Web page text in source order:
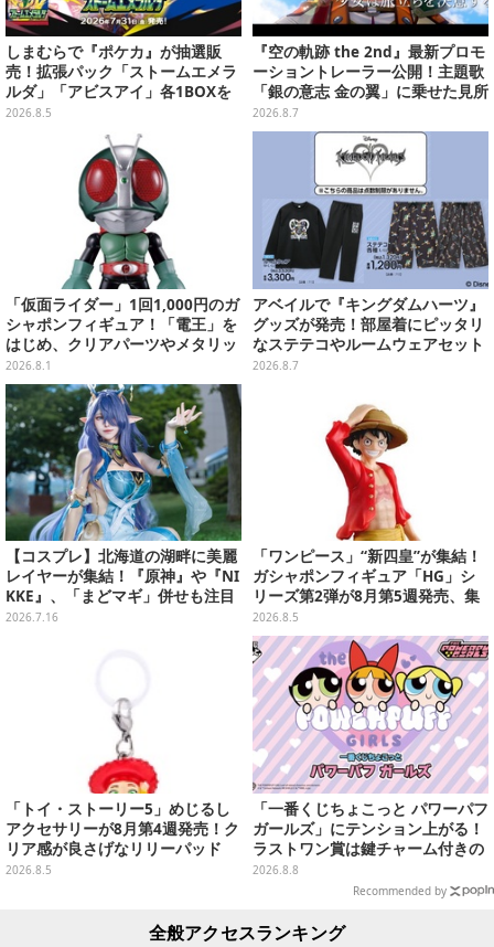
しまむらで『ポケカ』が抽選販
売！拡張パック「ストームエメラ
ルダ」「アビスアイ」各1BOXを
ラインナップ
2026.8.5
『空の軌跡 the 2nd』最新プロモ
ーショントレーラー公開！主題歌
「銀の意志 金の翼」に乗せた見所
満載の映像に
2026.8.7
「仮面ライダー」1回1,000円のガ
シャポンフィギュア！「電王」を
はじめ、クリアパーツやメタリッ
ク彩色でこだわりが詰まった4種
類
2026.8.1
アベイルで『キングダムハーツ』
グッズが発売！部屋着にピッタリ
なステテコやルームウェアセット
2026.8.7
【コスプレ】北海道の湖畔に美麗
レイヤーが集結！『原神』や『NI
KKE』、「まどマギ」併せも注目
の美女たち11選【写真51枚】
2026.7.16
「ワンピース」“新四皇”が集結！
ガシャポンフィギュア「HG」シ
リーズ第2弾が8月第5週発売、集
めて並べたくなるクオリティ
2026.8.5
「トイ・ストーリー5」めじるし
アクセサリーが8月第4週発売！ク
リア感が良さげなリリーパッド
や、ジェシーなど全5種ラインナ
2026.8.5
「一番くじちょこっと パワーパフ
ガールズ」にテンション上がる！
ラストワン賞は鍵チャーム付きの
シール帳スペシャルセット
2026.8.8
Recommended by
全般アクセスランキング